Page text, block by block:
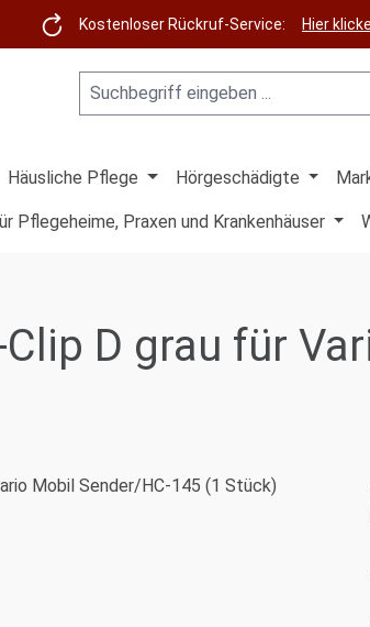
Kostenloser Rückruf-Service: Hier
Häusliche Pflege Hörgeschädigte
Pflegeheime, Praxen und Krankenhäuser
D grau für